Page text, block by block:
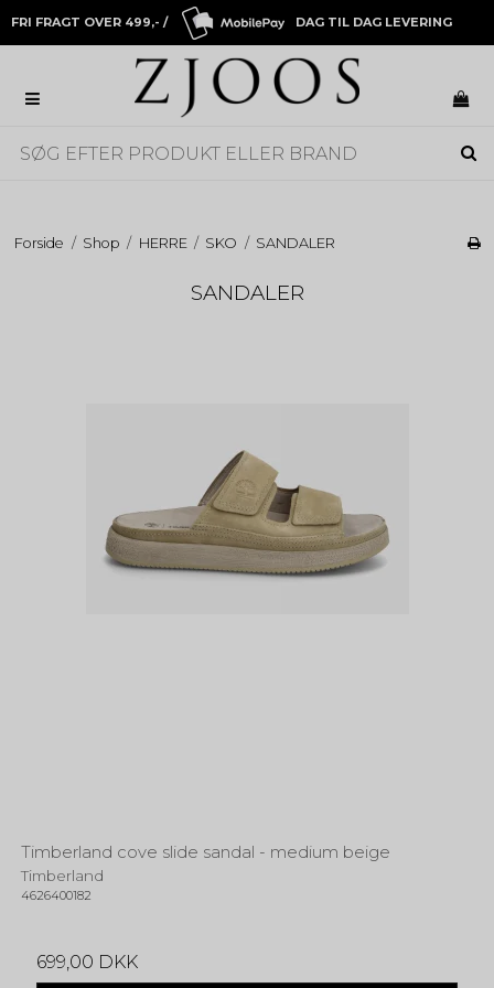
FRI FRAGT OVER 499,- / DAG TIL DAG LEVERING
Forside / Shop / HERRE / SKO / SANDALER
SANDALER
Timberland cove slide sandal - medium beige
Timberland
4626400182
699,00 DKK